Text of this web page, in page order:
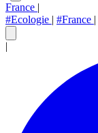
France |
#Ecologie | #France |
|